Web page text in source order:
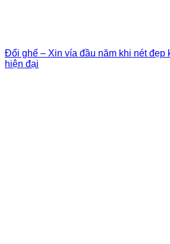
Đổi ghế – Xin vía đầu năm khi nét đẹp
hiện đại